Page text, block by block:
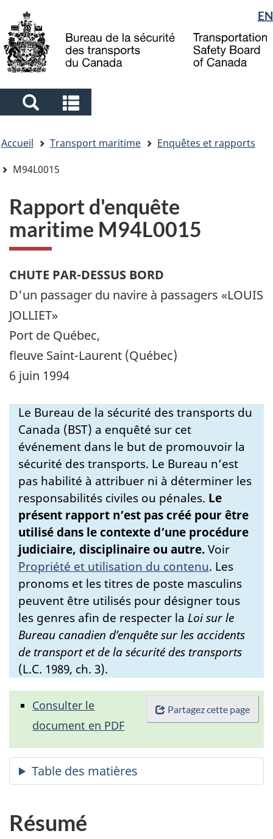
to
main
to
"About
government"
à
la
Sélection
de
la
langue
EN
Search
and
menus
and
menus
êtes
ici
Accueil Transport maritime
Enquêtes et rapports
M94L0015
Rapport d'enquête
maritime M94L0015
CHUTE PAR-DESSUS BORD
D'un passager du navire à passagers «LOUIS
JOLLIET»
Port de Québec,
fleuve Saint-Laurent (Québec)
6 juin 1994
Le Bureau de la sécurité des transports du
Canada (BST) a enquêté sur cet
événement dans le but de promouvoir la
sécurité des transports. Le Bureau n’est
pas habilité à attribuer ni à déterminer les
responsabilités civiles ou pénales. Le
présent rapport n’est pas créé pour être
utilisé dans le contexte d’une procédure
judiciaire, disciplinaire ou autre.Voir
Propriété et utilisation du contenu. Les
pronoms et les titres de poste masculins
peuvent être utilisés pour désigner tous
les genres afin de respecter la Loi sur le
Bureau canadien d’enquête sur les accidents
de transport et de la sécurité des transports
(L.C. 1989, ch. 3).
Partagez cette page
Consulter le
document en PDF
Résumé